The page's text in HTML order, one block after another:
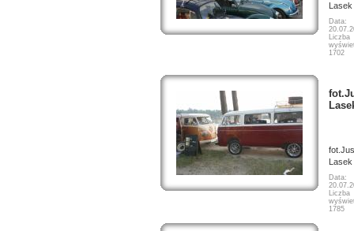
Lasek
Data:
Liczba
1702
Lasek
Data:
Liczba
1785